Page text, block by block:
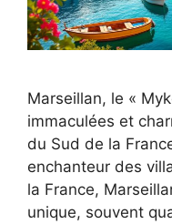
Marseillan, le «
immaculées et
du Sud de la
enchanteur des
la France,
unique, souvent